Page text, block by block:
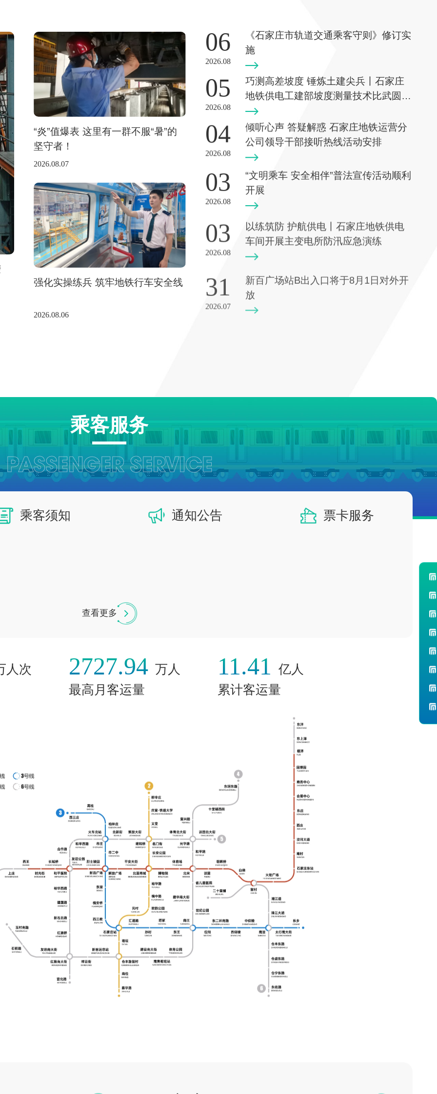
“炎”值爆表 这里有一群不服“暑”的
坚守者！
2026.08.07
强化实操练兵 筑牢地铁行车安全线
2026.08.06
2026.08
06
《石家庄市轨道交通乘客守则》修订实
施
2026.08
05
巧测高差坡度 锤炼土建尖兵丨石家庄
地铁供电工建部坡度测量技术比武圆满
落幕
2026.08
04
倾听心声 答疑解惑 石家庄地铁运营分
公司领导干部接听热线活动安排
2026.08
03
“文明乘车 安全相伴”普法宣传活动顺利
开展
2026.08
03
以练筑防 护航供电丨石家庄地铁供电
车间开展主变电所防汛应急演练
2026.07
31
放
乘客服务
PASSENGER SERVICE
乘客须知 通知公告 票卡服务
查看更多
人次 2727.94 万人
最高月客运量
11.41 亿人
累计客运量